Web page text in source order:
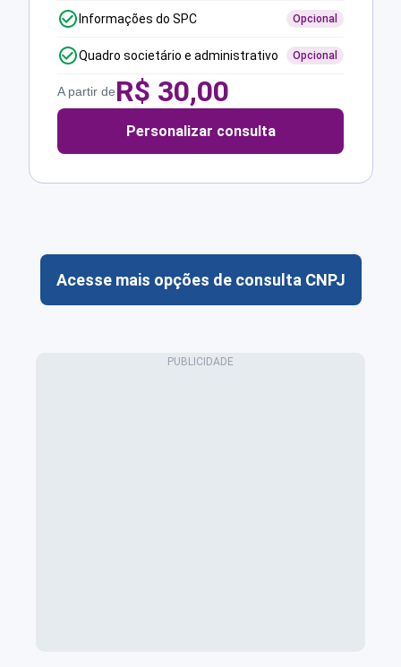
Informações do SPC Opcional
Quadro societário e administrativo Opcional
A partir deR$ 30,00
Personalizar consulta
Acesse mais opções de consulta CNPJ